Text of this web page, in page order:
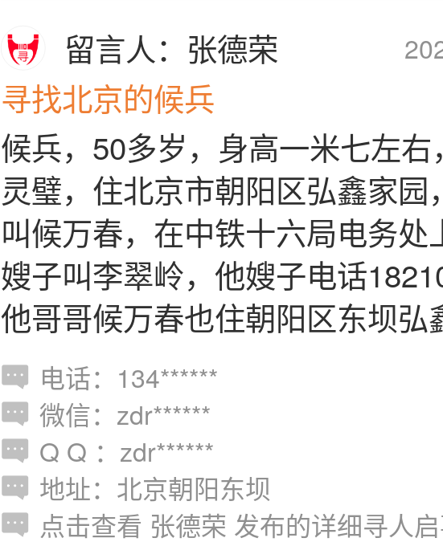
留言人：张德荣
寻找北京的候兵
候兵，50多岁，身高一米七左
灵璧，住北京市朝阳区弘鑫家园
叫候万春，在中铁十六局电务处
嫂子叫李翠岭，他嫂子电话
他哥哥候万春也住朝阳区东坝弘
电话：134******
微信：zdr******
Q Q ：zdr******
地址：北京朝阳东坝
点击查看 张德荣 发布的详细寻人